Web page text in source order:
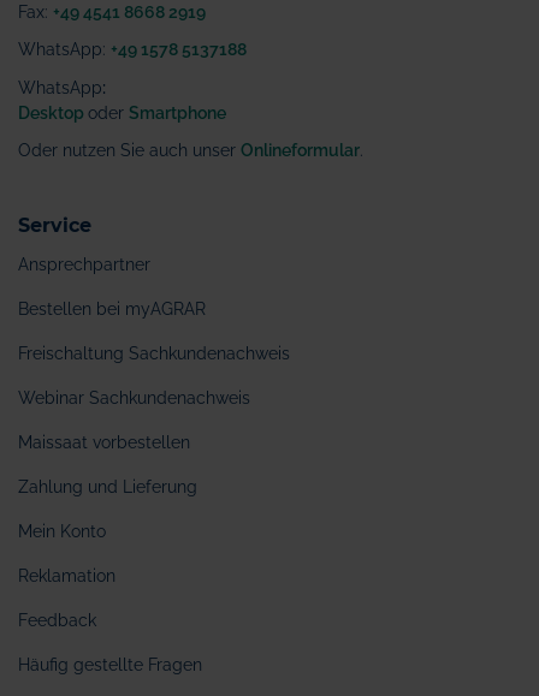
Fax: +49 4541 8668 2919
WhatsApp: +49 1578 5137188
WhatsApp:
Desktop oder Smartphone
Oder nutzen Sie auch unser Onlineformular
Service
Ansprechpartner
Bestellen bei myAGRAR
Freischaltung Sachkundenachweis
Webinar Sachkundenachweis
Maissaat vorbestellen
Zahlung und Lieferung
Mein Konto
Reklamation
Feedback
Häufig gestellte Fragen